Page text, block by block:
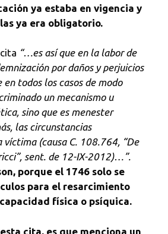
ya estaba en vigencia y
ya era obligatorio.
“…es así que en la labor de
por daños y perjuicios
en todos los casos de modo
un mecanismo u
sino que es menester
las circunstancias
(causa C. 108.764, “De
sent. de 12-IX-2012)…”.
porque el 1746 solo se
para el resarcimiento
física o psíquica.
cita, es que menciona un